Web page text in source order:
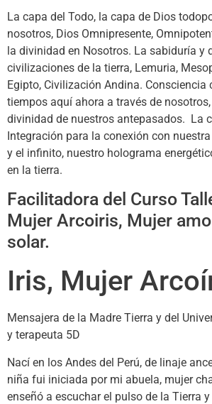
La capa del Todo, la capa de Dios
nosotros, Dios Omnipresente,
la divinidad en Nosotros. La sabiduría y
civilizaciones de la tierra, Lemuria,
Egipto, Civilización Andina. Consciencia
tiempos aquí ahora a través de
divinidad de nuestros antepasados. La
Integración para la conexión con
y el infinito, nuestro holograma
en la tierra.
Facilitadora del Curso
Mujer Arcoiris, Mujer
solar.
Iris, Mujer
Mensajera de la Madre Tierra y del
y terapeuta 5D
Nací en los Andes del Perú, de linaje
niña fui iniciada por mi abuela, mujer
enseñó a escuchar el pulso de la Tierra